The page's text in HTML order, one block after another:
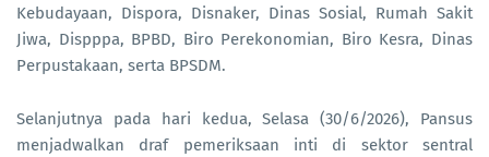
Kebudayaan, Dispora, Disnaker, Dinas Sosial, Rumah Sakit
Jiwa, Dispppa, BPBD, Biro Perekonomian, Biro Kesra, Dinas
Perpustakaan, serta BPSDM.
Selanjutnya pada hari kedua, Selasa (30/6/2026), Pansus
menjadwalkan draf pemeriksaan inti di sektor sentral